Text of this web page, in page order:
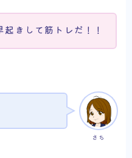
起きして筋トレだ！！
さち